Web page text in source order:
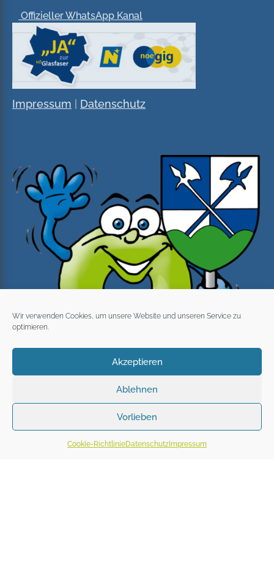
Wir verwenden Cookies, um unsere Website und unseren Service zu
optimieren.
Akzeptieren
Ablehnen
Vorlieben
Cookie-RichtlinieDatenschutz Impressum
Offizieller WhatsApp Kanal
Impressum Datenschutz